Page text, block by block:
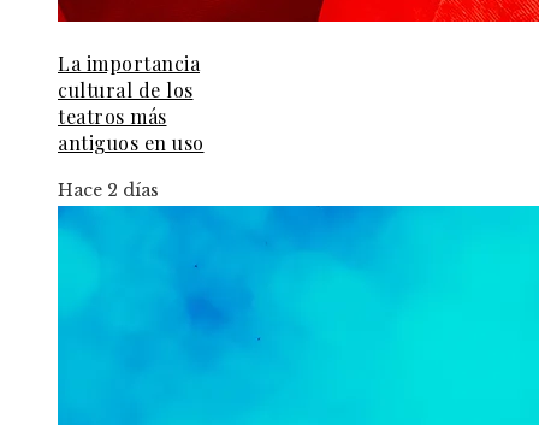
La importancia
cultural de los
teatros más
antiguos en uso
Hace 2 días